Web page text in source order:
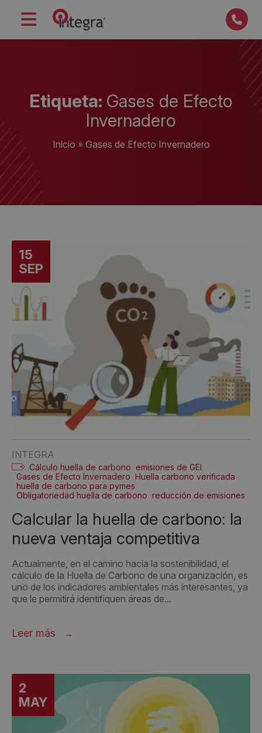
Etiqueta: Gases de Efecto
Invernadero
Inicio » Gases de Efecto Invernadero
15
SEP
INTEGRA
Cálculo huella de carbono emisiones de GEI
Gases de Efecto Invernadero Huella carbono verificada
huella de carbono para pymes
Obligatoriedad huella de carbono reducción de emisiones
Calcular la huella de carbono: la
nueva ventaja competitiva
Actualmente, en el camino hacia la sostenibilidad, el
cálculo de la Huella de Carbono de una organización, es
uno de los indicadores ambientales más interesantes, ya
que le permitirá identifiquen áreas de...
Leer más
2
MAY